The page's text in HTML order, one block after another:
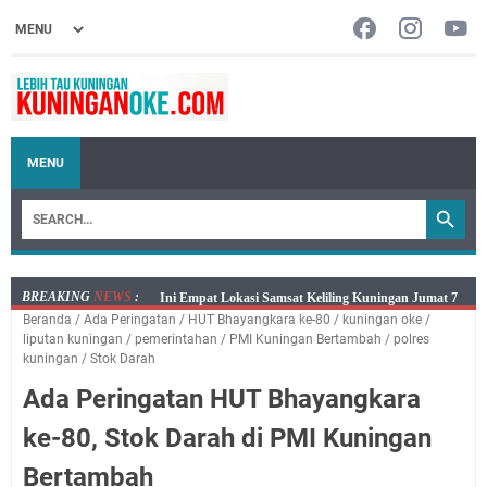
MENU
BREAKING NEWS :
Jumat 7 Agustus 2026 Mobil SIM Keliling Ada di
Kecamatan Sindangagung
Kelaparan Meskipun Memiliki Sekarung Penuh Uang
Salat Lima Waktu itu Bukan Cuma Kewajiban, Tapi
Beranda / Ada Peringatan / HUT Bhayangkara ke-80 / kuningan oke /
liputan kuningan / pemerintahan / PMI Kuningan Bertambah / polres
kuningan / Stok Darah
Ada Peringatan HUT Bhayangkara
ke-80, Stok Darah di PMI Kuningan
Bertambah